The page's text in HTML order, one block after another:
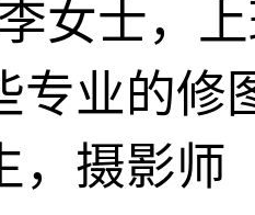
士，上
专业的修
摄影师